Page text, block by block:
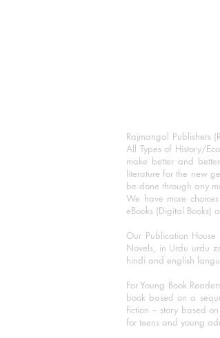
Rajmangal Publishers
All Types of History/
make better and
literature for the new
be done through any
We have more
eBooks (Digital Books)
Our Publication
Novels, in Urdu urdu
hindi and english
For Young Book
book based on a
fiction – story based
for teens and young